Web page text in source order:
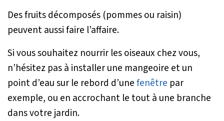
Des fruits décomposés (pommes ou raisin)
peuvent aussi faire l’affaire.
Si vous souhaitez nourrir les oiseaux chez vous,
n’hésitez pas à installer une mangeoire et un
point d’eau sur le rebord d’unefenêtre par
exemple, ou en accrochant le tout à une branche
dans votre jardin.